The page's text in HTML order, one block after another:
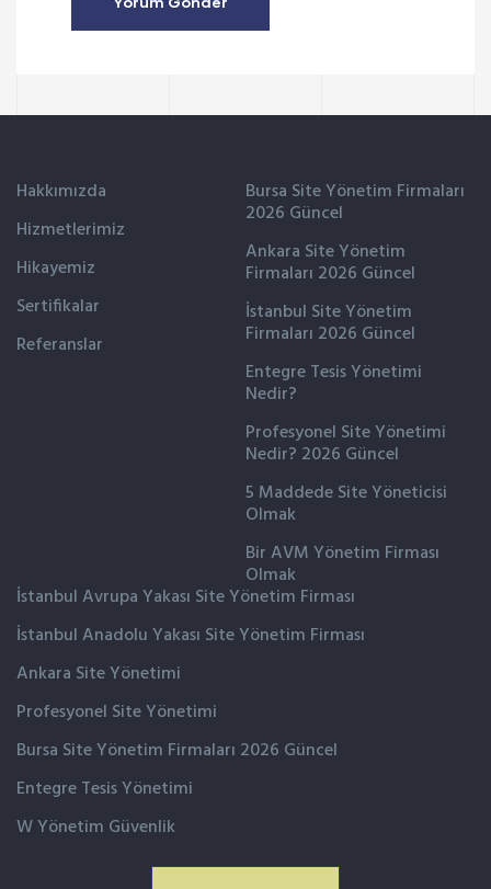
Hakkımızda
Hizmetlerimiz
Hikayemiz
Sertifikalar
Referanslar
Bursa Site Yönetim Firmaları
2026 Güncel
Ankara Site Yönetim
Firmaları 2026 Güncel
İstanbul Site Yönetim
Firmaları 2026 Güncel
Entegre Tesis Yönetimi
Nedir?
Profesyonel Site Yönetimi
Nedir? 2026 Güncel
5 Maddede Site Yöneticisi
Olmak
Bir AVM Yönetim Firması
Olmak
İstanbul Avrupa Yakası Site Yönetim Firması
İstanbul Anadolu Yakası Site Yönetim Firması
Ankara Site Yönetimi
Profesyonel Site Yönetimi
Bursa Site Yönetim Firmaları 2026 Güncel
Entegre Tesis Yönetimi
W Yönetim Güvenlik